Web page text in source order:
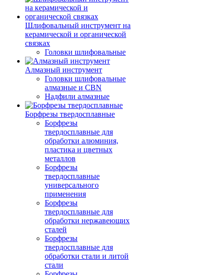
Шлифовальный инструмент на
керамической и органической
связках
Головки шлифовальные
Алмазный инструмент
Головки шлифовальные
алмазные и CBN
Надфили алмазные
Борфрезы твердосплавные
Борфрезы
твердосплавные для
обработки алюминия,
пластика и цветных
металлов
Борфрезы
твердосплавные
универсального
применения
Борфрезы
твердосплавные для
обработки нержавеющих
сталей
Борфрезы
твердосплавные для
обработки стали и литой
стали